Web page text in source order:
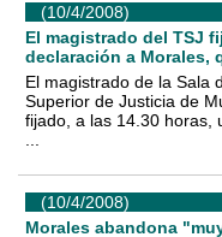
(10/4/2008)
El magistrado del TSJ
declaración a Morales,
El magistrado de la Sala
Superior de Justicia de
fijado, a las 14.30 horas,
(10/4/2008)
Morales abandona